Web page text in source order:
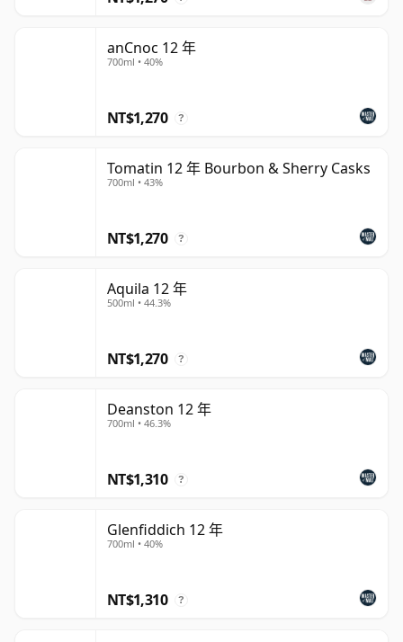
anCnoc 12 年
700ml • 40%
NT$1,270 ?
Tomatin 12 年 Bourbon & Sherry Casks
700ml • 43%
NT$1,270 ?
Aquila 12 年
500ml • 44.3%
NT$1,270 ?
Deanston 12 年
700ml • 46.3%
NT$1,310 ?
Glenfiddich 12 年
700ml • 40%
NT$1,310 ?